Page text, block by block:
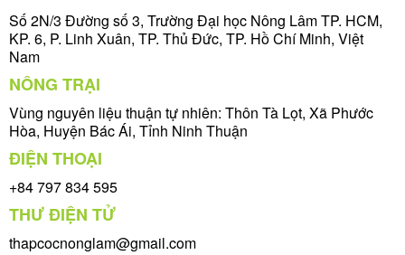
Số 2N/3 Đường số 3, Trường Đại học Nông Lâm TP. HCM,
KP. 6, P. Linh Xuân, TP. Thủ Đức, TP. Hồ Chí Minh, Việt
Nam
NÔNG TRẠI
Vùng nguyên liệu thuận tự nhiên: Thôn Tà Lọt, Xã Phước
Hòa, Huyện Bác Ái, Tỉnh Ninh Thuận
ĐIỆN THOẠI
+84 797 834 595
THƯ ĐIỆN TỬ
thapcocnonglam@gmail.com